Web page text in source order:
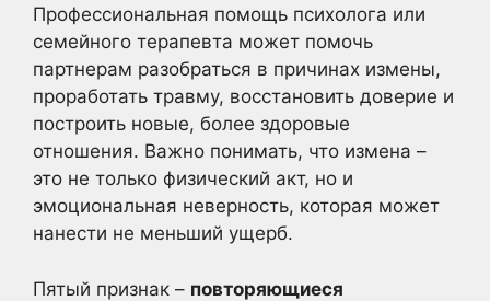
Профессиональная помощь психолога или
семейного терапевта может помочь
партнерам разобраться в причинах измены,
проработать травму, восстановить доверие и
построить новые, более здоровые
отношения. Важно понимать, что измена –
это не только физический акт, но и
эмоциональная неверность, которая может
нанести не меньший ущерб.
Пятый признак – повторяющиеся